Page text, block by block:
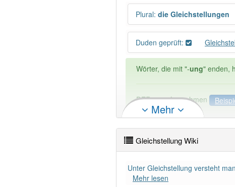
Plural: die Gleichstellungen
Duden geprüft:
Wörter, die mit "-ung" enden,
DER:127Ausnahmen
DIE: 11 043
DAS:2Ausnahmen
5
Wörter mit Endung
Mehr
Gleichstellung Wiki
Unter Gleichstellung versteht
Mehr lesen